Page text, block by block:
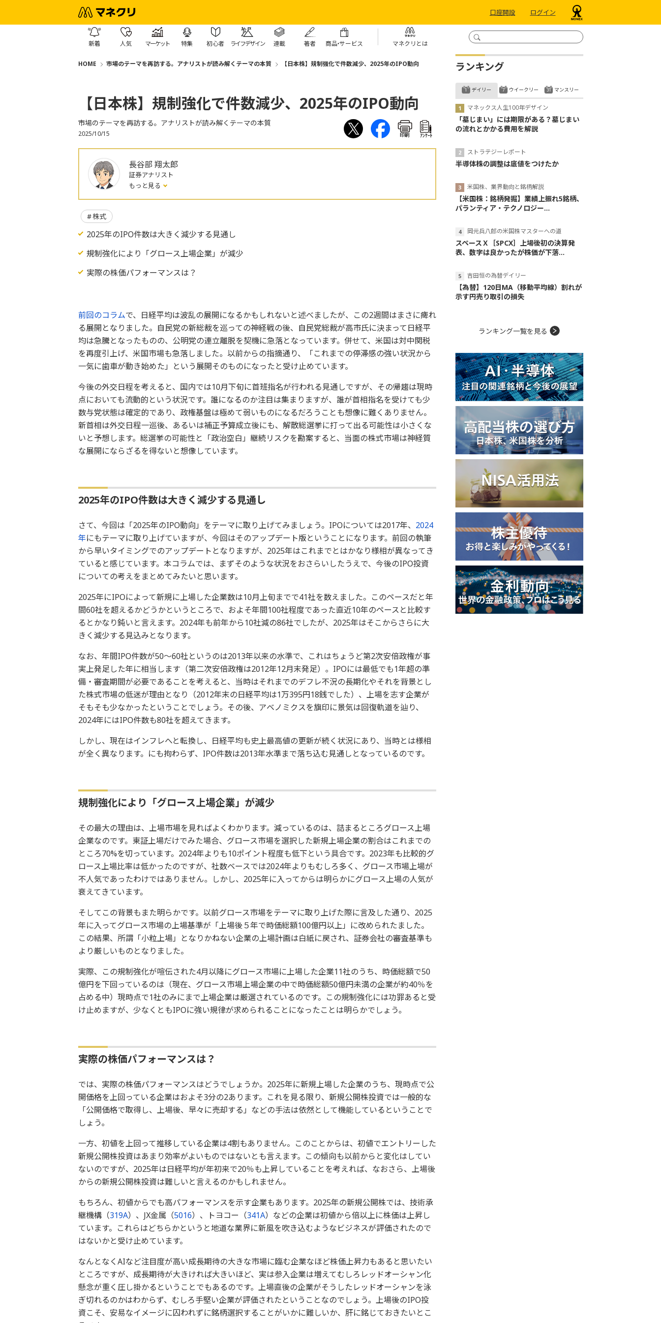
口座開設 ログイン
新着 人気 マーケット 特集 初心者 ライフデザイン 連載 著者 商品・サービス マネクリとは
HOME 市場のテーマを再訪する。アナリストが読み解くテーマの本質 【日本株】規制強化で件数減少、2025年のIPO動向
【日本株】規制強化で件数減少、2025年のIPO動向
市場のテーマを再訪する。アナリストが読み解くテーマの本質
2025/10/15 印刷 ｱﾝｹｰﾄ
長谷部 翔太郎
証券アナリスト
もっと見る
株式
2025年のIPO件数は大きく減少する見通し
規制強化により「グロース上場企業」が減少
実際の株価パフォーマンスは？
前回のコラムで、日経平均は波乱の展開になるかもしれないと述べましたが、この2週間はまさに痺れ
る展開となりました。自民党の新総裁を巡っての神経戦の後、自民党総裁が高市氏に決まって日経平
均は急騰となったものの、公明党の連立離脱を契機に急落となっています。併せて、米国は対中関税
を再度引上げ、米国市場も急落しました。以前からの指摘通り、「これまでの停滞感の強い状況から
一気に歯車が動き始めた」という展開そのものになったと受け止めています。
今後の外交日程を考えると、国内では10月下旬に首班指名が行われる見通しですが、その帰趨は現時
点においても流動的という状況です。誰になるのか注目は集まりますが、誰が首相指名を受けても少
数与党状態は確定的であり、政権基盤は極めて弱いものになるだろうことも想像に難くありません。
新首相は外交日程一巡後、あるいは補正予算成立後にも、解散総選挙に打って出る可能性は小さくな
いと予想します。総選挙の可能性と「政治空白」継続リスクを勘案すると、当面の株式市場は神経質
な展開にならざるを得ないと想像しています。
2025年のIPO件数は大きく減少する見通し
さて、今回は「2025年のIPO動向」をテーマに取り上げてみましょう。IPOについては2017年、 2024
年にもテーマに取り上げていますが、今回はそのアップデート版ということになります。前回の執筆
から早いタイミングでのアップデートとなりますが、2025年はこれまでとはかなり様相が異なってき
ていると感じています。本コラムでは、まずそのような状況をおさらいしたうえで、今後のIPO投資
についての考えをまとめてみたいと思います。
2025年にIPOによって新規に上場した企業数は10月上旬までで41社を数えました。このペースだと年
間60社を超えるかどうかというところで、およそ年間100社程度であった直近10年のペースと比較す
るとかなり鈍いと言えます。2024年も前年から10社減の86社でしたが、2025年はそこからさらに大
きく減少する見込みとなります。
なお、年間IPO件数が50～60社というのは2013年以来の水準で、これはちょうど第2次安倍政権が事
実上発足した年に相当します（第二次安倍政権は2012年12月末発足）。IPOには最低でも1年超の準
備・審査期間が必要であることを考えると、当時はそれまでのデフレ不況の長期化やそれを背景とし
た株式市場の低迷が理由となり（2012年末の日経平均は1万395円18銭でした）、上場を志す企業が
そもそも少なかったということでしょう。その後、アベノミクスを旗印に景気は回復軌道を辿り、
2024年にはIPO件数も80社を超えてきます。
しかし、現在はインフレへと転換し、日経平均も史上最高値の更新が続く状況にあり、当時とは様相
が全く異なります。にも拘わらず、IPO件数は2013年水準まで落ち込む見通しとなっているのです。
規制強化により「グロース上場企業」が減少
その最大の理由は、上場市場を見ればよくわかります。減っているのは、詰まるところグロース上場
企業なのです。東証上場だけでみた場合、グロース市場を選択した新規上場企業の割合はこれまでの
ところ70%を切っています。2024年よりも10ポイント程度も低下という具合です。2023年も比較的グ
ロース上場比率は低かったのですが、社数ベースでは2024年よりもむしろ多く、グロース市場上場が
不人気であったわけではありません。しかし、2025年に入ってからは明らかにグロース上場の人気が
衰えてきています。
そしてこの背景もまた明らかです。以前グロース市場をテーマに取り上げた際に言及した通り、2025
年に入ってグロース市場の上場基準が「上場後５年で時価総額100億円以上」に改められたました。
この結果、所謂「小粒上場」となりかねない企業の上場計画は白紙に戻され、証券会社の審査基準も
より厳しいものとなりました。
実際、この規制強化が喧伝された4月以降にグロース市場に上場した企業11社のうち、時価総額で50
億円を下回っているのは（現在、グロース市場上場企業の中で時価総額50億円未満の企業が約40％を
占める中）現時点で1社のみにまで上場企業は厳選されているのです。この規制強化には功罪あると受
け止めますが、少なくともIPOに強い規律が求められることになったことは明らかでしょう。
実際の株価パフォーマンスは？
では、実際の株価パフォーマンスはどうでしょうか。2025年に新規上場した企業のうち、現時点で公
開価格を上回っている企業はおよそ3分の2あります。これを見る限り、新規公開株投資では一般的な
「公開価格で取得し、上場後、早々に売却する」などの手法は依然として機能しているということで
しょう。
一方、初値を上回って推移している企業は4割もありません。このことからは、初値でエントリーした
新規公開株投資はあまり効率がよいものではないとも言えます。この傾向も以前からと変化はしてい
ないのですが、2025年は日経平均が年初来で20％も上昇していることを考えれば、なおさら、上場後
からの新規公開株投資は難しいと言えるのかもしれません。
もちろん、初値からでも高パフォーマンスを示す企業もあります。2025年の新規公開株では、技術承
継機構（319A）、JX金属（5016）、トヨコー（341A）などの企業は初値から倍以上に株価は上昇し
ています。これらはどちらかというと地道な業界に新風を吹き込むようなビジネスが評価されたので
はないかと受け止めています。
なんとなくAIなど注目度が高い成長期待の大きな市場に臨む企業なほど株価上昇力もあると思いたい
ところですが、成長期待が大きければ大きいほど、実は参入企業は増えてむしろレッドオーシャン化
懸念が重く圧し掛かるということでもあるのです。上場直後の企業がそうしたレッドオーシャンを泳
ぎ切れるのかはわからず、むしろ手堅い企業が評価されたということなのでしょう。上場後のIPO投
資こそ、安易なイメージに囚われずに銘柄選択することがいかに難しいか、肝に銘じておきたいとこ
ランキング
デイリー
マネックス人生100年デザイン
「墓じまい」には期限がある？墓じまい
の流れとかかる費用を解説
ストラテジーレポート
半導体株の調整は底値をつけたか
米国株、業界動向と銘柄解説
【米国株：銘柄発掘】業績上振れ5銘柄、
パランティア・テクノロジー...
岡元兵八郎の米国株マスターへの道
スペースＸ［SPCX］上場後初の決算発
表、数字は良かったが株価が下落...
吉田恒の為替デイリー
【為替】120日MA（移動平均線）割れが
示す円売り取引の損失
ウイークリー マンスリー
ランキング一覧を見る